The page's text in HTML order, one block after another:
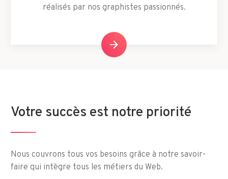
réalisés par nos graphistes passionnés.
arrow_forward
Votre succès est notre priorité
Nous couvrons tous vos besoins grâce à notre savoir-
faire qui intègre tous les métiers du Web.